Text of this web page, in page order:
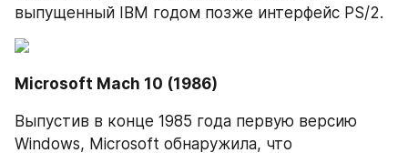
выпущенный IBM годом позже интерфейс PS/2.
Microsoft Mach 10 (1986)
Выпустив в конце 1985 года первую версию
Windows, Microsoft обнаружила, что